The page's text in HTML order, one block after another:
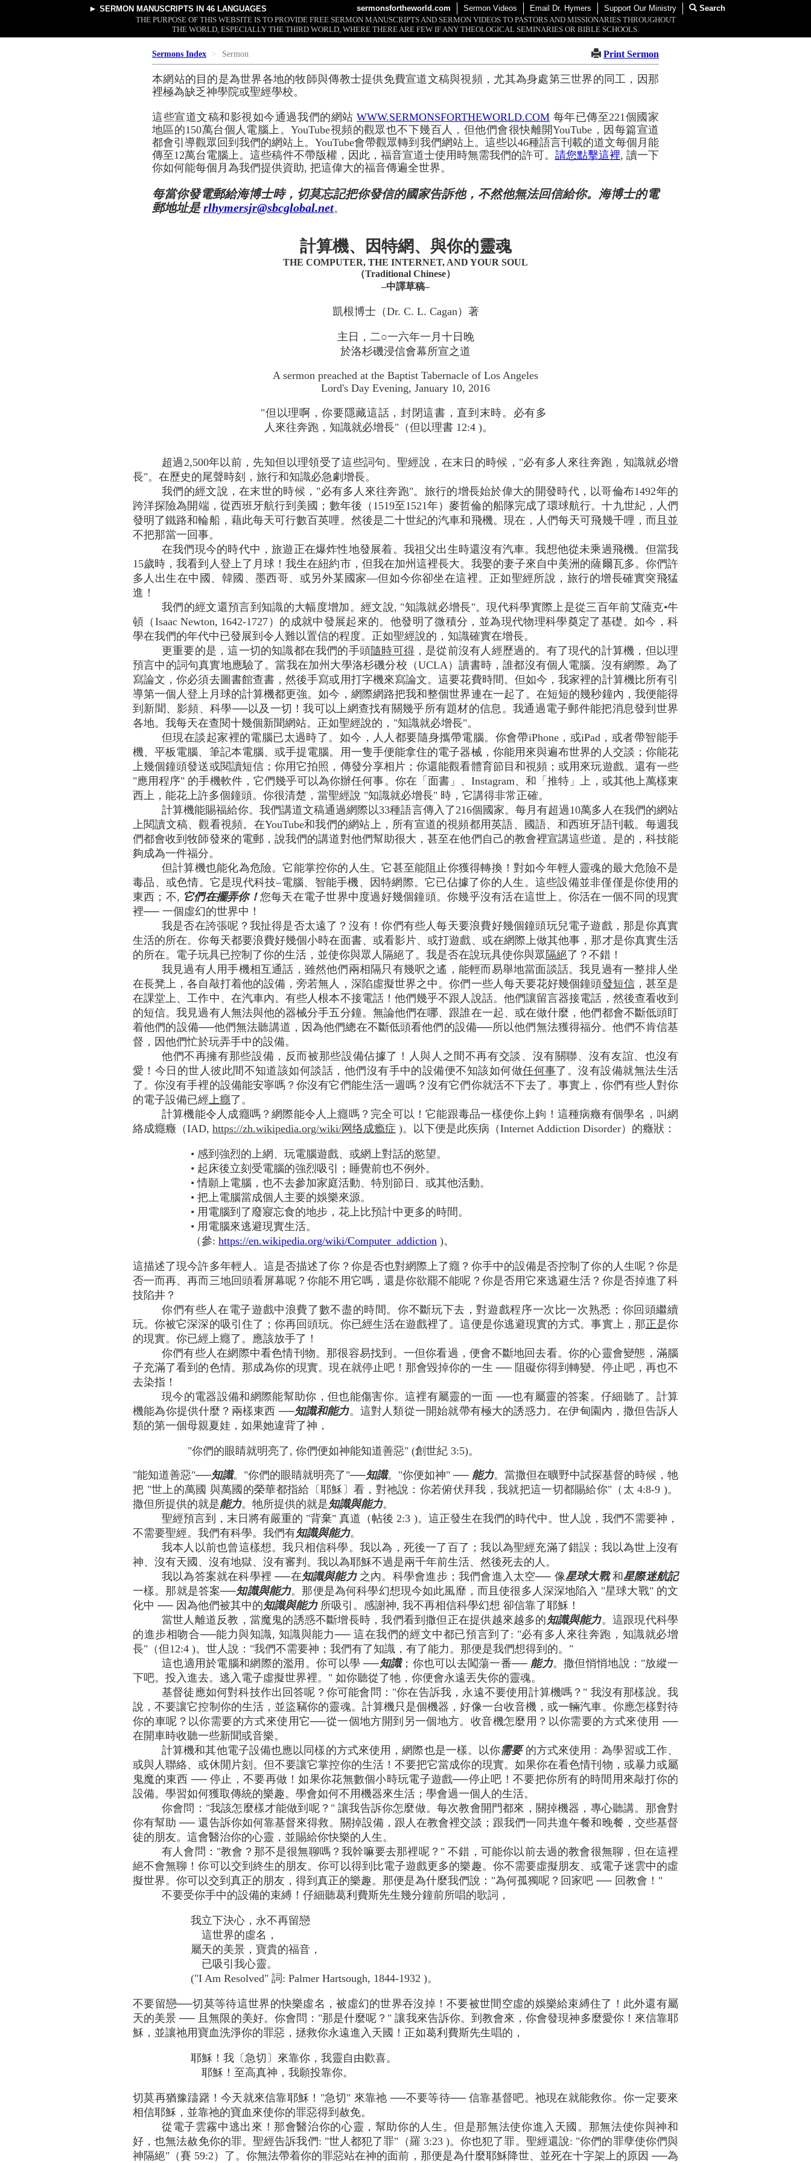
► SERMON MANUSCRIPTS IN 46 LANGUAGES sermonsfortheworld.com Sermon Videos Email Dr. Hymers Support Our Ministry
Search
THE PURPOSE OF THIS WEBSITE IS TO PROVIDE FREE SERMON MANUSCRIPTS AND SERMON VIDEOS TO PASTORS AND MISSIONARIES THROUGHOUT
THE WORLD, ESPECIALLY THE THIRD WORLD, WHERE THERE ARE FEW IF ANY THEOLOGICAL SEMINARIES OR BIBLE SCHOOLS.
Sermons Index Sermon Print Sermon
本網站的目的是為世界各地的牧師與傳教士提供免費宣道文稿與視頻，尤其為身處第三世界的同工，因那
裡極為缺乏神學院或聖經學校。
這些宣道文稿和影視如今通過我們的網站WWW.SERMONSFORTHEWORLD.COM 每年已傳至221個國家
地區的150萬台個人電腦上。YouTube視頻的觀眾也不下幾百人，但他們會很快離開YouTube，因每篇宣道
都會引導觀眾回到我們的網站上。YouTube會帶觀眾轉到我們網站上。這些以46種語言刊載的道文每個月能
傳至12萬台電腦上。這些稿件不帶版權，因此，福音宣道士使用時無需我們的許可。 請您點擊這裡, 讀一下
你如何能每個月為我們提供資助, 把這偉大的福音傳遍全世界。
每當你發電郵給海博士時，切莫忘記把你發信的國家告訴他，不然他無法回信給你。海博士的電
郵地址是rlhymersjr@sbcglobal.net。
計算機、因特網、與你的靈魂
THE COMPUTER, THE INTERNET, AND YOUR SOUL
（Traditional Chinese）
–中譯草稿–
凱根博士（Dr. C. L. Cagan）著
主日，二○一六年一月十日晚
於洛杉磯浸信會幕所宣之道
A sermon preached at the Baptist Tabernacle of Los Angeles
Lord's Day Evening, January 10, 2016
"但以理啊，你要隱藏這話，封閉這書，直到末時。必有多
人來往奔跑，知識就必增長"（但以理書 12:4 )。
超過2,500年以前，先知但以理領受了這些詞句。聖經說，在末日的時候，"必有多人來往奔跑，知識就必增
長"。在歷史的尾聲時刻，旅行和知識必急劇增長。
我們的經文說，在末世的時候，"必有多人來往奔跑"。旅行的增長始於偉大的開發時代，以哥倫布1492年的
跨洋探險為開端，從西班牙航行到美國；數年後（1519至1521年）麥哲倫的船隊完成了環球航行。十九世紀，人們
發明了鐵路和輪船，藉此每天可行數百英哩。然後是二十世紀的汽車和飛機。現在，人們每天可飛幾千哩，而且並
不把那當一回事。
在我們現今的時代中，旅遊正在爆炸性地發展着。我祖父出生時還沒有汽車。我想他從未乘過飛機。但當我
15歲時，我看到人登上了月球！我生在紐約市，但我在加州這裡長大。我娶的妻子來自中美洲的薩爾瓦多。你們許
多人出生在中國、韓國、墨西哥、或另外某國家—但如今你卻坐在這裡。正如聖經所說，旅行的增長確實突飛猛
進！
我們的經文還預言到知識的大幅度增加。經文說, "知識就必增長"。現代科學實際上是從三百年前艾薩克•牛
頓（Isaac Newton, 1642-1727）的成就中發展起來的。他發明了微積分，並為現代物理科學奠定了基礎。如今，科
學在我們的年代中已發展到令人難以置信的程度。正如聖經說的，知識確實在增長。
更重要的是，這一切的知識都在我們的手頭隨時可得 ，是從前沒有人經歷過的。有了現代的計算機，但以理
預言中的詞句真實地應驗了。當我在加州大學洛杉磯分校（UCLA）讀書時，誰都沒有個人電腦。沒有網際。為了
寫論文，你必須去圖書館查書，然後手寫或用打字機來寫論文。這要花費時間。但如今，我家裡的計算機比所有引
導第一個人登上月球的計算機都更強。如今，網際網路把我和整個世界連在一起了。在短短的幾秒鐘內，我便能得
到新聞、影頻、科學──以及一切！我可以上網查找有關幾乎所有題材的信息。我通過電子郵件能把消息發到世界
各地。我每天在查閱十幾個新聞網站。正如聖經說的，"知識就必增長"。
但現在談起家裡的電腦已太過時了。如今，人人都要隨身攜帶電腦。你會帶iPhone，或iPad，或者帶智能手
機、平板電腦、筆記本電腦、或手提電腦。用一隻手便能拿住的電子器械，你能用來與遍布世界的人交談；你能花
上幾個鐘頭發送或閱讀短信；你用它拍照，傳發分享相片；你還能觀看體育節目和視頻；或用來玩遊戲。還有一些
"應用程序" 的手機軟件，它們幾乎可以為你辦任何事。你在「面書」、Instagram、和「推特」上，或其他上萬樣東
西上，能花上許多個鐘頭。你很清楚，當聖經說 "知識就必增長" 時，它講得非常正確。
計算機能賜福給你。我們講道文稿通過網際以33種語言傳入了216個國家。每月有超過10萬多人在我們的網站
上閱讀文稿、觀看視頻。在YouTube和我們的網站上，所有宣道的視頻都用英語、國語、和西班牙語刊載。每週我
們都會收到牧師發來的電郵，說我們的講道對他們幫助很大，甚至在他們自己的教會裡宣講這些道。是的，科技能
夠成為一件福分。
但計算機也能化為危險。它能掌控你的人生。它甚至能阻止你獲得轉換！對如今年輕人靈魂的最大危險不是
毒品、或色情。它是現代科技–電腦、智能手機、因特網際。它已佔據了你的人生。這些設備並非僅僅是你使用的
東西；不, 它們在擺弄你！ 您每天在電子世界中度過好幾個鐘頭。你幾乎沒有活在這世上。你活在一個不同的現實
裡── 一個虛幻的世界中！
我是否在誇張呢？我扯得是否太遠了？沒有！你們有些人每天要浪費好幾個鐘頭玩兒電子遊戲，那是你真實
生活的所在。你每天都要浪費好幾個小時在面書、或看影片、或打遊戲、或在網際上做其他事，那才是你真實生活
的所在。電子玩具已控制了你的生活，並使你與眾人隔絕了。我是否在說玩具使你與眾 隔絕了？不錯！
我見過有人用手機相互通話，雖然他們兩相隔只有幾呎之遙，能輕而易舉地當面談話。我見過有一整排人坐
在長凳上，各自敲打着他的設備，旁若無人，深陷虛擬世界之中。你們一些人每天要花好幾個鐘頭發短信，甚至是
在課堂上、工作中、在汽車內。有些人根本不接電話！他們幾乎不跟人說話。他們讓留言器接電話，然後查看收到
的短信。我見過有人無法與他的器械分手五分鐘。無論他們在哪、跟誰在一起、或在做什麼，他們都會不斷低頭盯
着他們的設備──他們無法聽講道，因為他們總在不斷低頭看他們的設備──所以他們無法獲得福分。他們不肯信基
督，因他們忙於玩弄手中的設備。
他們不再擁有那些設備，反而被那些設備佔據了！人與人之間不再有交談、沒有關聯、沒有友誼、也沒有
愛！今日的世人彼此間不知道該如何談話，他們沒有手中的設備便不知該如何做任何事了。沒有設備就無法生活
了。你沒有手裡的設備能安寧嗎？你沒有它們能生活一週嗎？沒有它們你就活不下去了。事實上，你們有些人對你
的電子設備已經上癮了。
計算機能令人成癮嗎？網際能令人上癮嗎？完全可以！它能跟毒品一樣使你上鉤！這種病癥有個學名，叫網
絡成癮癥（IAD, https://zh.wikipedia.org/wiki/网络成瘾症 )。以下便是此疾病（Internet Addiction Disorder）的癥狀：
• 感到強烈的上網、玩電腦遊戲、或網上對話的慾望。
• 起床後立刻受電腦的強烈吸引；睡覺前也不例外。
• 情願上電腦，也不去參加家庭活動、特別節日、或其他活動。
• 把上電腦當成個人主要的娛樂來源。
• 用電腦到了廢寢忘食的地步，花上比預計中更多的時間。
• 用電腦來逃避現實生活。
（參: https://en.wikipedia.org/wiki/Computer_addiction )。
這描述了現今許多年輕人。這是否描述了你？你是否也對網際上了癮？你手中的設備是否控制了你的人生呢？你是
否一而再、再而三地回頭看屏幕呢？你能不用它嗎，還是你欲罷不能呢？你是否用它來逃避生活？你是否掉進了科
技陷井？
你們有些人在電子遊戲中浪費了數不盡的時間。你不斷玩下去，對遊戲程序一次比一次熟悉；你回頭繼續
玩。你被它深深的吸引住了；你再回頭玩。你已經生活在遊戲裡了。這便是你逃避現實的方式。事實上，那正是你
的現實。你已經上癮了。應該放手了！
你們有些人在網際中看色情刊物。那很容易找到。一但你看過，便會不斷地回去看。你的心靈會變態，滿腦
子充滿了看到的色情。那成為你的現實。現在就停止吧！那會毀掉你的一生 ── 阻礙你得到轉變。停止吧，再也不
去染指！
現今的電器設備和網際能幫助你，但也能傷害你。這裡有屬靈的一面 ──也有屬靈的答案。仔細聽了。計算
機能為你提供什麼？兩樣東西 ──知識和能力。這對人類從一開始就帶有極大的誘惑力。在伊甸園內，撒但告訴人
類的第一個母親夏娃，如果她違背了神，
"你們的眼睛就明亮了, 你們便如神能知道善惡" (創世紀 3:5)。
"能知道善惡"──知識。"你們的眼睛就明亮了"──知識。"你便如神" ── 能力。當撒但在曠野中試探基督的時候，牠
把 "世上的萬國 與萬國的榮華都指給〔耶穌〕看，對祂說：你若俯伏拜我，我就把這一切都賜給你"（太 4:8-9 )。
撒但所提供的就是能力。牠所提供的就是知識與能力。
聖經預言到，末日將有嚴重的 "背棄" 真道（帖後 2:3 )。這正發生在我們的時代中。世人說，我們不需要神，
不需要聖經。我們有科學。我們有知識與能力。
我本人以前也曾這樣想。我只相信科學。我以為，死後一了百了；我以為聖經充滿了錯誤；我以為世上沒有
神、沒有天國、沒有地獄、沒有審判。我以為耶穌不過是兩千年前生活、然後死去的人。
我以為答案就在科學裡 ──在知識與能力之內。科學會進步；我們會進入太空── 像星球大戰和星際迷航記
一樣。那就是答案──知識與能力。那便是為何科學幻想現今如此風靡，而且使很多人深深地陷入 "星球大戰" 的文
化中 ── 因為他們被其中的知識與能力所吸引。感謝神, 我不再相信科學幻想 卻信靠了耶穌！
當世人離道反教，當魔鬼的誘惑不斷增長時，我們看到撒但正在提供越來越多的 知識與能力。這跟現代科學
的進步相吻合──能力與知識, 知識與能力── 這在我們的經文中都已預言到了: "必有多人來往奔跑，知識就必增
長"（但12:4 )。世人說："我們不需要神；我們有了知識，有了能力。那便是我們想得到的。"
這也適用於電腦和網際的濫用。你可以學 ──知識；你也可以去闖蕩一番── 能力。撒但悄悄地說："放縱一
下吧。投入進去。逃入電子虛擬世界裡。" 如你聽從了牠，你便會永遠丟失你的靈魂。
基督徒應如何對科技作出回答呢？你可能會問："你在告訴我，永遠不要使用計算機嗎？" 我沒有那樣說。我
說，不要讓它控制你的生活，並盜竊你的靈魂。計算機只是個機器，好像一台收音機，或一輛汽車。你應怎樣對待
你的車呢？以你需要的方式來使用它──從一個地方開到另一個地方。收音機怎麼用？以你需要的方式來使用 ──
在開車時收聽一些新聞或音樂。
計算機和其他電子設備也應以同樣的方式來使用，網際也是一樣。以你需要的方式來使用﹕為學習或工作、
或與人聯絡、或休閒片刻。但不要讓它掌控你的生活！不要把它當成你的現實。如果你在看色情刊物，或暴力或屬
鬼魔的東西 ── 停止，不要再做！如果你花無數個小時玩電子遊戲──停止吧！不要把你所有的時間用來敲打你的
設備。學習如何獲取傳統的樂趣。學會如何不用機器來生活；學會過一個人的生活。
你會問："我該怎麼樣才能做到呢？" 讓我告訴你怎麼做。每次教會開門都來，關掉機器，專心聽講。那會對
你有幫助 ── 還告訴你如何靠基督來得救。關掉設備，跟人在教會裡交談；跟我們一同共進午餐和晚餐，交些基督
徒的朋友。這會醫治你的心靈，並賜給你快樂的人生。
有人會問："教會？那不是很無聊嗎？我幹嘛要去那裡呢？" 不錯，可能你以前去過的教會很無聊，但在這裡
絕不會無聊！你可以交到終生的朋友。你可以得到比電子遊戲更多的樂趣。你不需要虛擬朋友、或電子迷雲中的虛
擬世界。你可以交到真正的朋友，得到真正的樂趣。那便是為什麼我們說："為何孤獨呢？回家吧 ── 回教會！"
不要受你手中的設備的束縛！仔細聽葛利費斯先生幾分鐘前所唱的歌詞，
我立下決心，永不再留戀
這世界的虛名，
屬天的美景，寶貴的福音，
已吸引我心靈。
("I Am Resolved" 詞: Palmer Hartsough, 1844-1932 )。
不要留戀──切莫等待這世界的快樂虛名，被虛幻的世界吞沒掉！不要被世間空虛的娛樂給束縛住了！此外還有屬
天的美景 ── 且無限的美好。你會問："那是什麼呢？" 讓我來告訴你。到教會來，你會發現神多麼愛你！來信靠耶
穌，並讓祂用寶血洗淨你的罪惡，拯救你永遠進入天國！正如葛利費斯先生唱的，
耶穌！我〔急切〕來靠你，我靈自由歡喜。
耶穌！至高真神，我願投靠你。
切莫再猶豫躊躇！今天就來信靠耶穌！"急切" 來靠祂 ──不要等待── 信靠基督吧。祂現在就能救你。你一定要來
相信耶穌，並靠祂的寶血來使你的罪惡得到赦免。
從電子雲霧中逃出來！那會醫治你的心靈，幫助你的人生。但是那無法使你進入天國。那無法使你與神和
好，也無法赦免你的罪。聖經告訴我們: "世人都犯了罪"（羅 3:23 )。你也犯了罪。聖經還說: "你們的罪孽使你們與
神隔絕"（賽 59:2）了。你無法帶着你的罪惡站在神的面前，那便是為什麼耶穌降世、並死在十字架上的原因 ──為